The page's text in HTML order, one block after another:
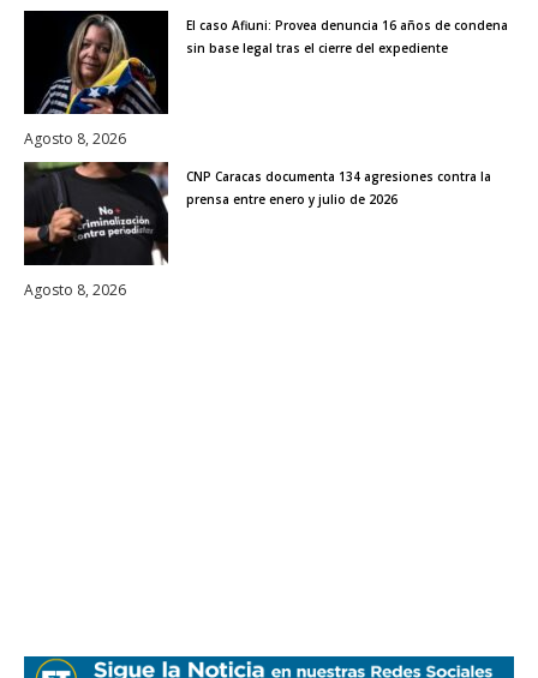
El caso Afiuni: Provea denuncia 16 años de condena
sin base legal tras el cierre del expediente
Agosto 8, 2026
CNP Caracas documenta 134 agresiones contra la
prensa entre enero y julio de 2026
Agosto 8, 2026